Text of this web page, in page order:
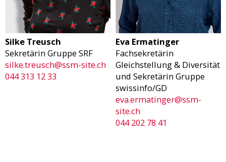
Silke Treusch
Sekretärin Gruppe SRF
silke.treusch@ssm-site.ch
044 313 12 33
Eva Ermatinger
Fachsekretärin
Gleichstellung & Diversität
und Sekretärin Gruppe
swissinfo/GD
eva.ermatinger@ssm-
site.ch
044 202 78 41